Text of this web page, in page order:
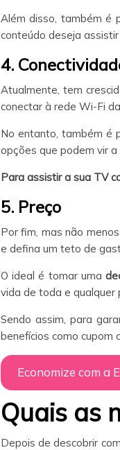
Além disso, também é
conteúdo deseja
4.
Atualmente, tem
conectar à rede Wi-Fi
No entanto, também é
opções que podem vir a
Para assistir a sua TV
5. Preço
Por fim, mas não
e defina um teto de
O ideal é tomar uma
vida de toda e qualquer
Sendo assim, para
benefícios como cupom
Economize com a
Quais as
Depois de descobrir